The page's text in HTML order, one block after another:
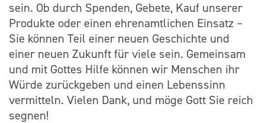
sein. Ob durch Spenden, Gebete, Kauf unserer
Produkte oder einen ehrenamtlichen Einsatz –
Sie können Teil einer neuen Geschichte und
einer neuen Zukunft für viele sein. Gemeinsam
und mit Gottes Hilfe können wir Menschen ihr
Würde zurückgeben und einen Lebenssinn
vermitteln. Vielen Dank, und möge Gott Sie reich
segnen!